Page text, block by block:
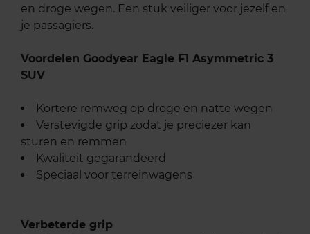
en droge wegen. Een stuk veiliger voor jezelf en
je passagiers.
Voordelen Goodyear Eagle F1 Asymmetric 3
SUV
Kortere remweg op droge en natte wegen
Verstevigde grip zodat je preciezer kan
sturen en remmen
Kwaliteit gegarandeerd
Speciaal voor terreinwagens
Verbeterde grip